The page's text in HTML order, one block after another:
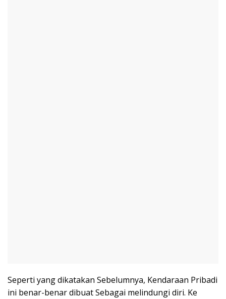
Seperti yang dikatakan Sebelumnya, Kendaraan Pribadi
ini benar-benar dibuat Sebagai melindungi diri. Ke